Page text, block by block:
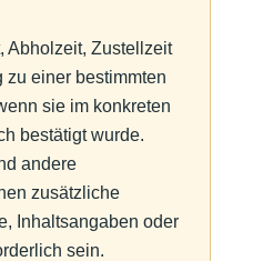
Abholzeit, Zustellzeit
zu einer bestimmten
sie im konkreten
bestätigt wurde.
andere
zusätzliche
Inhaltsangaben oder
sein.